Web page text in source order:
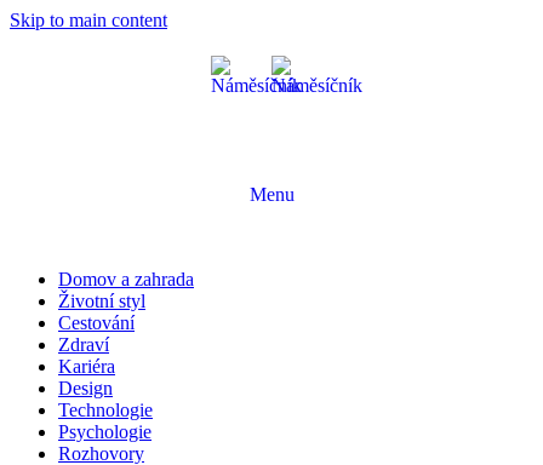
Skip to main content
Menu
Domov a zahrada
Životní styl
Cestování
Zdraví
Kariéra
Design
Technologie
Psychologie
Rozhovory